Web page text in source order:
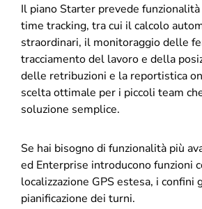
Il piano Starter prevede
time tracking, tra cui il calcolo
straordinari, il monitoraggio delle
tracciamento del lavoro e della
delle retribuzioni e la reportistica
scelta ottimale per i piccoli team
soluzione semplice.
Se hai bisogno di funzionalità più
ed Enterprise introducono funzioni
localizzazione GPS estesa, i confini
pianificazione dei turni.